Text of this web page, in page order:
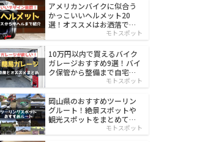
アメリカンバイクに似合う
かっこいいヘルメット20
選！オススメはお洒落でワ
モトスポット
10万円以内で買えるバイク
ガレージおすすめ9選！バイ
ク保管から整備まで自宅で
モトスポット
岡山県のおすすめツーリン
グルート！絶景スポットや
観光スポットをまとめて紹
モトスポット